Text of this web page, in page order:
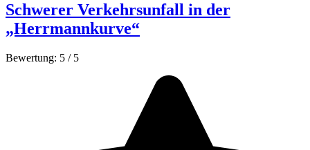
Schwerer Verkehrsunfall in der
„Herrmannkurve“
Bewertung: 5 / 5